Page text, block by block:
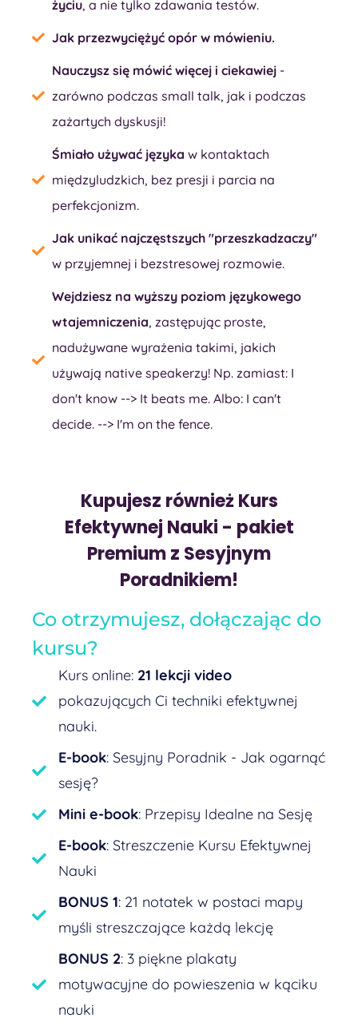
życiu, a nie tylko zdawania testów.
Jak przezwyciężyć opór w mówieniu.
Nauczysz się mówić więcej i ciekawiej -
zarówno podczas small talk, jak i podczas
zażartych dyskusji!
Śmiało używać języka w kontaktach
międzyludzkich, bez presji i parcia na
perfekcjonizm.
Jak unikać najczęstszych "przeszkadzaczy"
w przyjemnej i bezstresowej rozmowie.
Wejdziesz na wyższy poziom językowego
wtajemniczenia, zastępując proste,
nadużywane wyrażenia takimi, jakich
używają native speakerzy! Np. zamiast: I
don't know --> It beats me. Albo: I can't
decide. --> I'm on the fence.
Kupujesz również Kurs
Efektywnej Nauki - pakiet
Premium z Sesyjnym
Poradnikiem!
Co otrzymujesz, dołączając do
kursu?
Kurs online: 21 lekcji video
pokazujących Ci techniki efektywnej
nauki.
E-book: Sesyjny Poradnik - Jak ogarnąć
sesję?
Mini e-book: Przepisy Idealne na Sesję
E-book: Streszczenie Kursu Efektywnej
Nauki
BONUS 1: 21 notatek w postaci mapy
myśli streszczające każdą lekcję
BONUS 2: 3 piękne plakaty
motywacyjne do powieszenia w kąciku
nauki